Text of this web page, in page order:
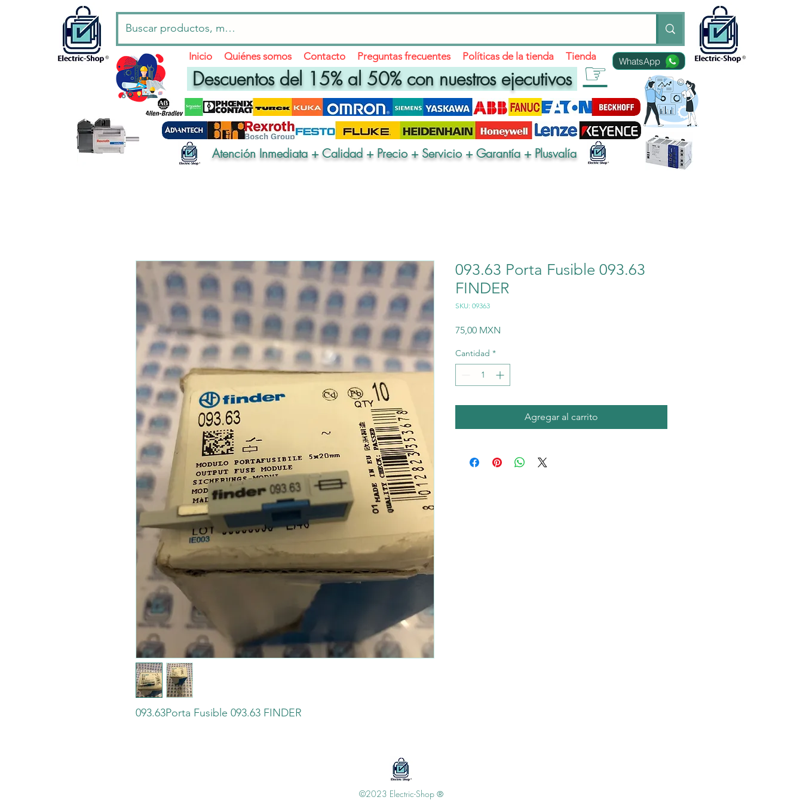
Inicio Quiénes somos Contacto Preguntas frecuentes Políticas de la tienda Tienda WhatsApp
Descuentos del 15% al 50% con nuestros ejecutivos ☞
Atención Inmediata + Calidad + Precio + Servicio + Garantía + Plusvalía
093.63Porta Fusible 093.63 FINDER
093.63 Porta Fusible 093.63
FINDER
SKU: 09363
75,00 MXN
Cantidad *
Agregar al carrito
©2023 Electric-Shop ®